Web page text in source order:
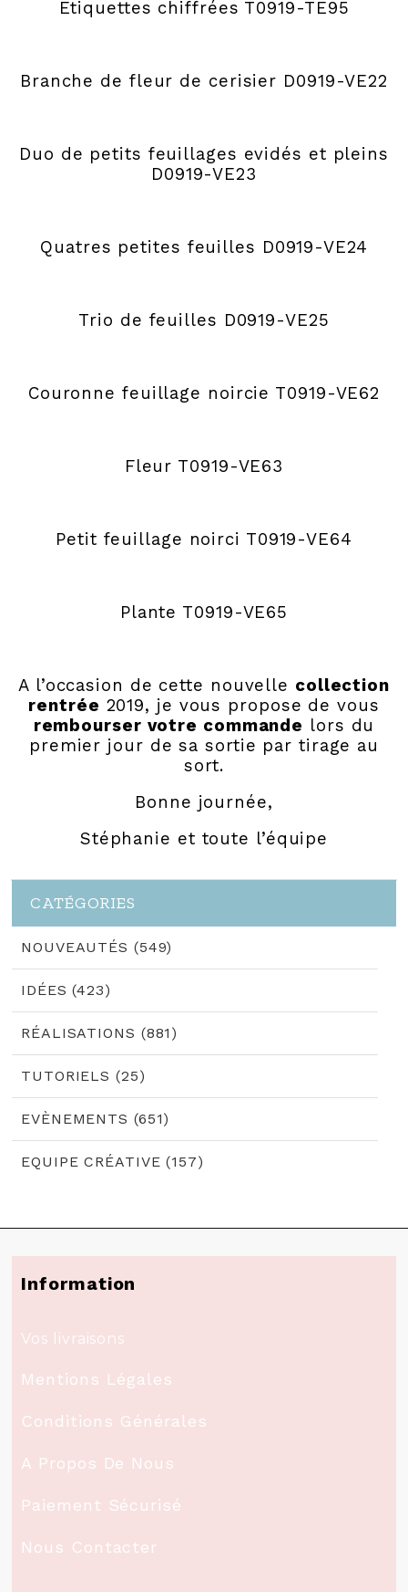
Etiquettes chiffrées T0919-TE95
Branche de fleur de cerisier D0919-VE22
Duo de petits feuillages evidés et pleins
D0919-VE23
Quatres petites feuilles D0919-VE24
Trio de feuilles D0919-VE25
Couronne feuillage noircie T0919-VE62
Fleur T0919-VE63
Petit feuillage noirci T0919-VE64
Plante T0919-VE65
A l’occasion de cette nouvelle collection
rentrée 2019, je vous propose de vous
rembourser votre commande lors du
premier jour de sa sortie par tirage au
sort.
Bonne journée,
Stéphanie et toute l’équipe
CATÉGORIES
NOUVEAUTÉS (549)
IDÉES (423)
RÉALISATIONS (881)
TUTORIELS (25)
EVÈNEMENTS (651)
EQUIPE CRÉATIVE (157)
Information
Vos livraisons
Mentions Légales
Conditions Générales
A Propos De Nous
Paiement Sécurisé
Nous Contacter